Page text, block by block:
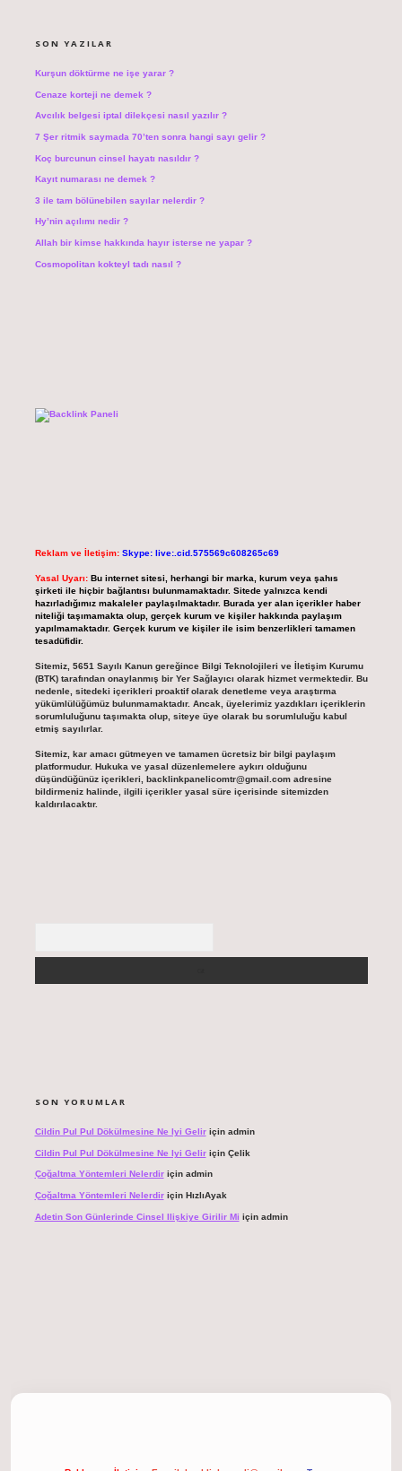
SON YAZILAR
Kurşun döktürme ne işe yarar ?
Cenaze korteji ne demek ?
Avcılık belgesi iptal dilekçesi nasıl yazılır ?
7 Şer ritmik saymada 70’ten sonra hangi sayı gelir ?
Koç burcunun cinsel hayatı nasıldır ?
Kayıt numarası ne demek ?
3 ile tam bölünebilen sayılar nelerdir ?
Hy’nin açılımı nedir ?
Allah bir kimse hakkında hayır isterse ne yapar ?
Cosmopolitan kokteyl tadı nasıl ?
Reklam ve İletişim: Skype: live:.cid.575569c608265c69
Yasal Uyarı: Bu internet sitesi, herhangi bir marka, kurum veya şahıs
şirketi ile hiçbir bağlantısı bulunmamaktadır. Sitede yalnızca kendi
hazırladığımız makaleler paylaşılmaktadır. Burada yer alan içerikler haber
niteliği taşımamakta olup, gerçek kurum ve kişiler hakkında paylaşım
yapılmamaktadır. Gerçek kurum ve kişiler ile isim benzerlikleri tamamen
tesadüfidir.
Sitemiz, 5651 Sayılı Kanun gereğince Bilgi Teknolojileri ve İletişim Kurumu
(BTK) tarafından onaylanmış bir Yer Sağlayıcı olarak hizmet vermektedir. Bu
nedenle, sitedeki içerikleri proaktif olarak denetleme veya araştırma
yükümlülüğümüz bulunmamaktadır. Ancak, üyelerimiz yazdıkları içeriklerin
sorumluluğunu taşımakta olup, siteye üye olarak bu sorumluluğu kabul
etmiş sayılırlar.
Sitemiz, kar amacı gütmeyen ve tamamen ücretsiz bir bilgi paylaşım
platformudur. Hukuka ve yasal düzenlemelere aykırı olduğunu
düşündüğünüz içerikleri, backlinkpanelicomtr@gmail.comadresine
bildirmeniz halinde, ilgili içerikler yasal süre içerisinde sitemizden
kaldırılacaktır.
SON YORUMLAR
Cildin Pul Pul Dökülmesine Ne Iyi Geliriçin admin
Cildin Pul Pul Dökülmesine Ne Iyi Geliriçin Çelik
Çoğaltma Yöntemleri Nelerdiriçin admin
Çoğaltma Yöntemleri Nelerdiriçin HızlıAyak
Adetin Son Günlerinde Cinsel Ilişkiye Girilir Mi için admin